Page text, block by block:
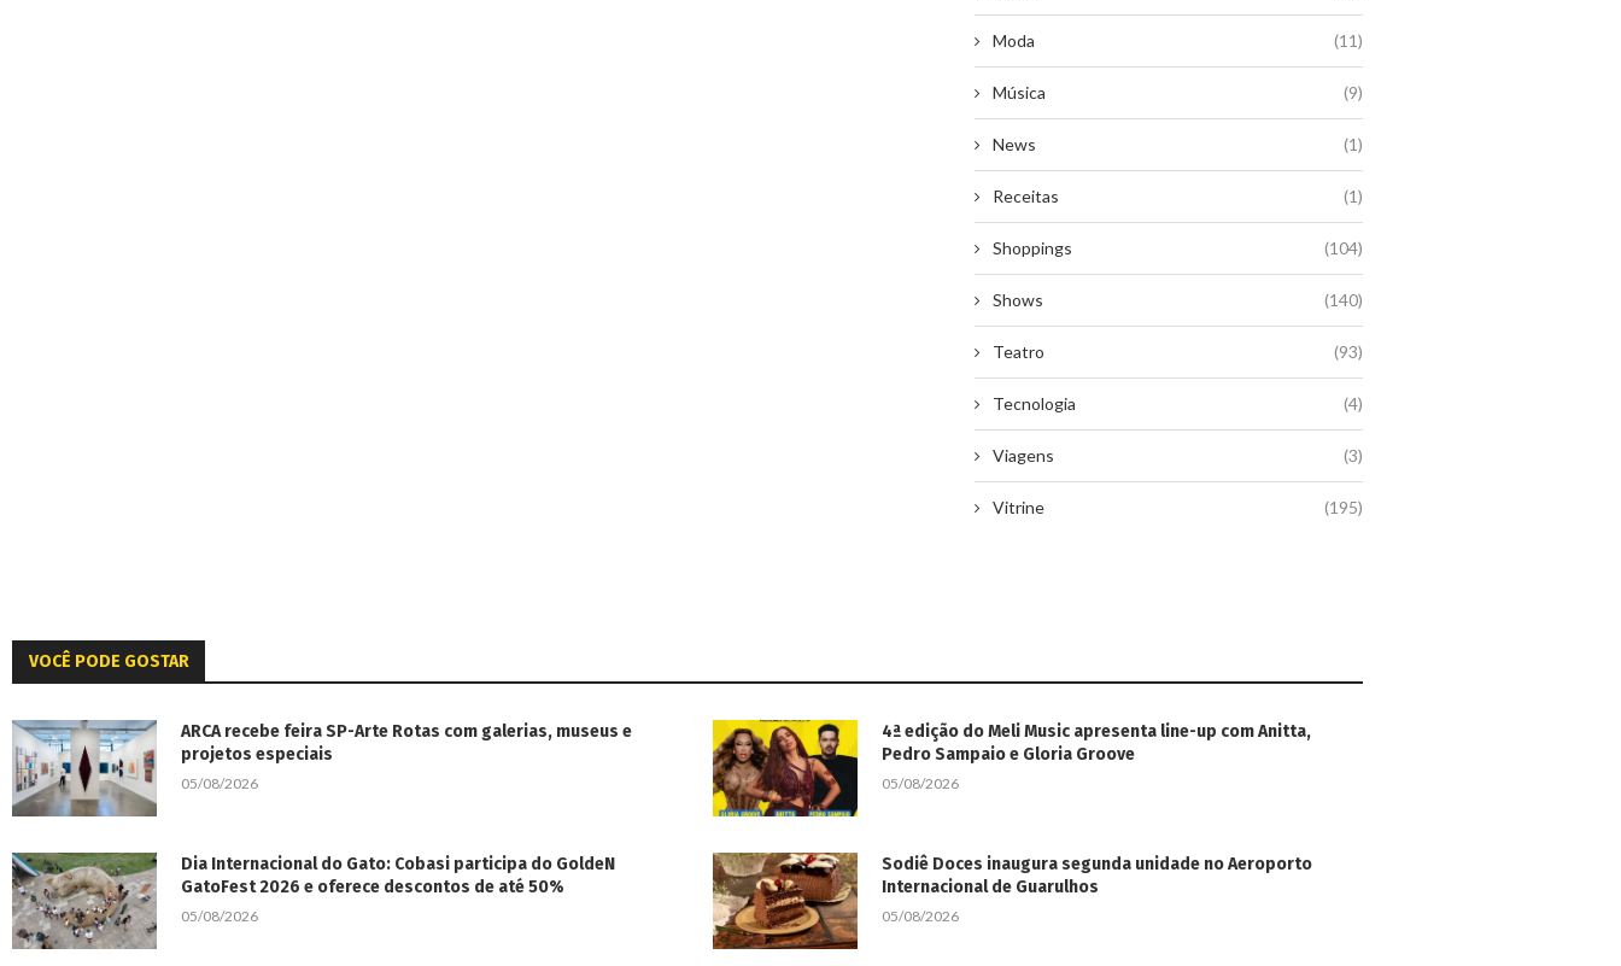
Moda (11)
Música (9)
News (1)
Receitas (1)
Shoppings (104)
Shows (140)
Teatro (93)
Tecnologia (4)
Viagens (3)
Vitrine (195)
VOCÊ PODE GOSTAR
ARCA recebe feira SP-Arte Rotas com galerias, museus e
projetos especiais
05/08/2026
4ª edição do Meli Music apresenta line-up com Anitta,
Pedro Sampaio e Gloria Groove
05/08/2026
Dia Internacional do Gato: Cobasi participa do GoldeN
GatoFest 2026 e oferece descontos de até 50%
05/08/2026
Sodiê Doces inaugura segunda unidade no Aeroporto
Internacional de Guarulhos
05/08/2026